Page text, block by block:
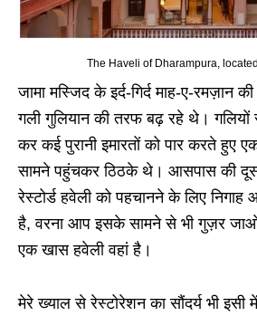
The Haveli of Dharampura,
जामा मस्जिद के इर्द-गिर्द माह-ए-रमज़ान
गली गुलियान की तरफ बढ़ रहे थे।
कर कई पुरानी इमारतों को पार करते हुए
सामने पहुंचकर ठिठके थे। आसपास की
रेस्टोर्ड हवेली को पहचानने के लिए निगाह
है, वरना आप इसके सामने से भी गुज़र
एक खास हवेली वहां है।
मेरे ख्याल से रेस्टोरेशन का सौंदर्य भी इसी